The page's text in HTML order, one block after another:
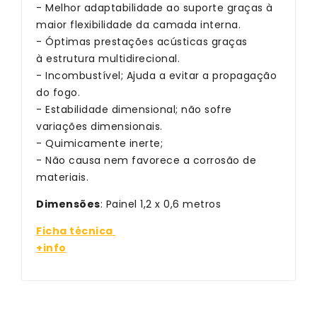
- Melhor adaptabilidade ao suporte graças à
maior flexibilidade da camada interna.
- Óptimas prestações acústicas graças
à estrutura multidirecional.
- Incombustível; Ajuda a evitar a propagação
do fogo.
- Estabilidade dimensional; não sofre
variações dimensionais.
- Quimicamente inerte;
- Não causa nem favorece a corrosão de
materiais.
Dimensões: Painel 1,2 x 0,6 metros
Ficha técnica
+info